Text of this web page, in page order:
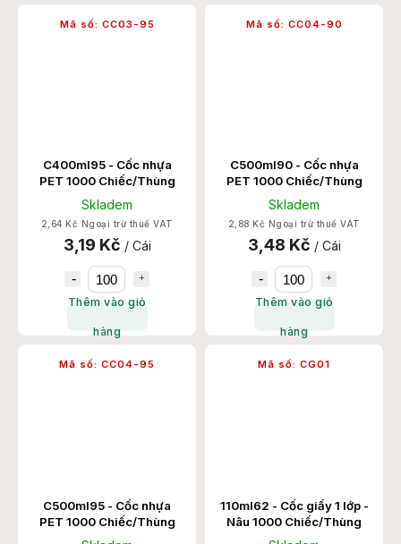
C400ml95 - Cốc nhựa
PET 1000 Chiếc/Thùng
Skladem
2,64 Kč Ngoại trừ thuế VAT
3,19 Kč / Cái
Thêm vào giỏ
hàng
Mã số: CC03-95
C500ml90 - Cốc nhựa
PET 1000 Chiếc/Thùng
Skladem
2,88 Kč Ngoại trừ thuế VAT
3,48 Kč / Cái
Thêm vào giỏ
hàng
Mã số: CC04-90
C500ml95 - Cốc nhựa
PET 1000 Chiếc/Thùng
Mã số: CC04-95
110ml62 - Cốc giấy 1 lớp -
Nâu 1000 Chiếc/Thùng
Mã số: CG01